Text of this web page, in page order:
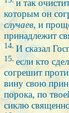
и так
которым он
случаев,и
принадлежит
14. И сказал
15. если кто
согрешит
вину свою
порока, по
сиклю